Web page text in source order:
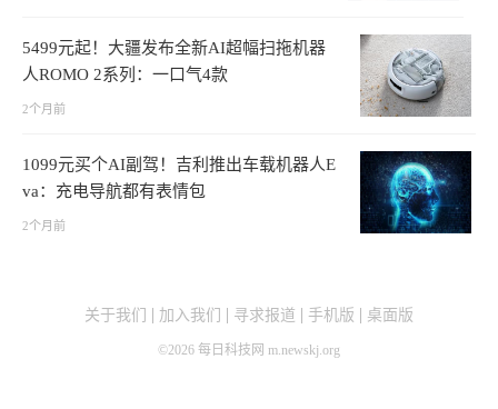
5499元起！大疆发布全新AI超幅扫拖机器
人ROMO 2系列：一口气4款
2个月前
1099元买个AI副驾！吉利推出车载机器人E
va：充电导航都有表情包
2个月前
关于我们 加入我们 寻求报道 手机版 桌面版
©2026 每日科技网 m.newskj.org